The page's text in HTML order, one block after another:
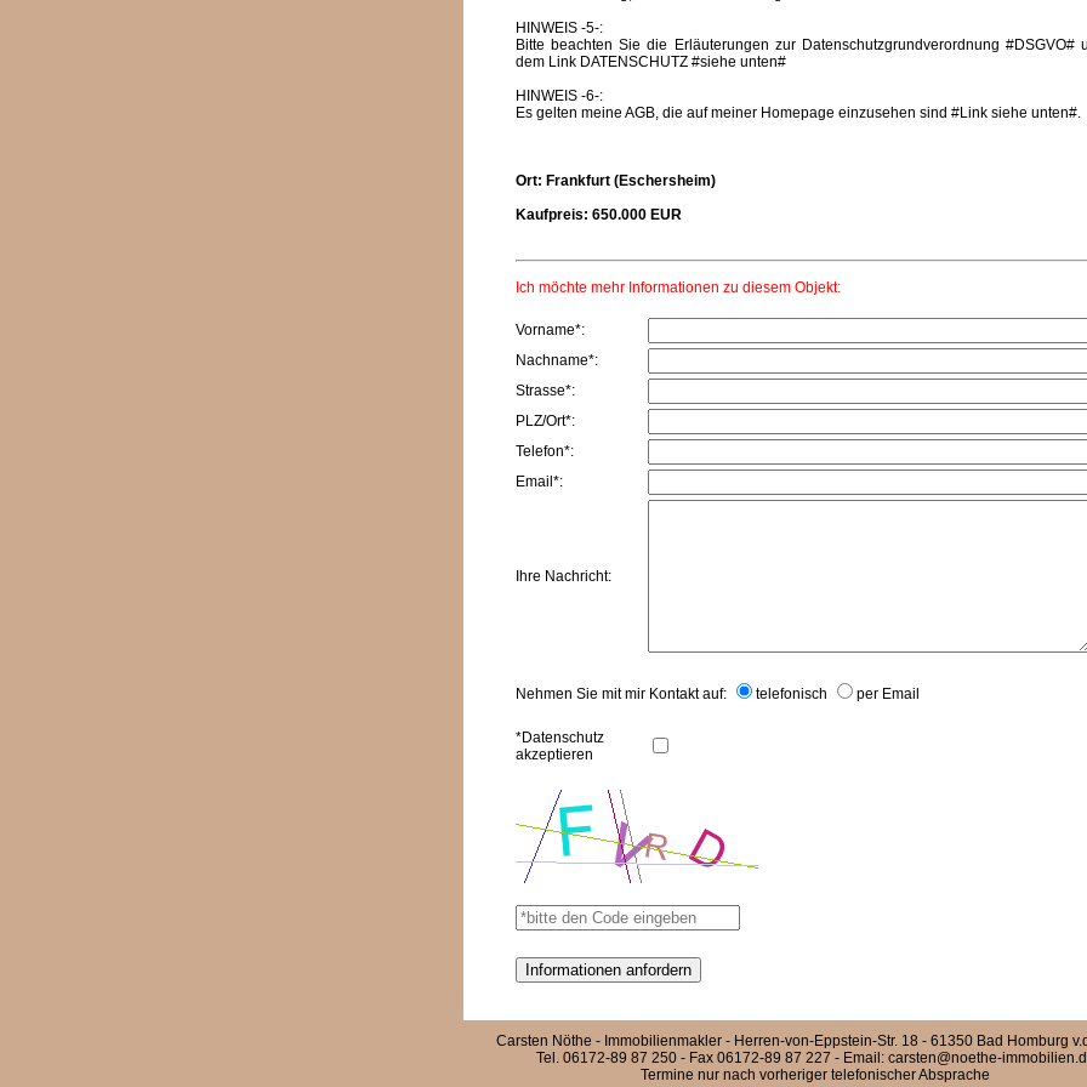
HINWEIS -5-:
Bitte beachten Sie die Erläuterungen zur Datenschutzgrundverordnung #DSGVO#
dem Link DATENSCHUTZ #siehe unten#
HINWEIS -6-:
Es gelten meine AGB, die auf meiner Homepage einzusehen sind #Link siehe unten#.
Ort: Frankfurt (Eschersheim)
Kaufpreis: 650.000 EUR
Ich möchte mehr Informationen zu diesem Objekt:
Vorname*:
Nachname*:
Strasse*:
PLZ/Ort*:
Telefon*:
Email*:
Ihre Nachricht:
Nehmen Sie mit mir Kontakt auf: telefonisch per Email
*Datenschutz
akzeptieren
Carsten Nöthe - Immobilienmakler - Herren-von-Eppstein-Str. 18 - 61350 Bad Homburg
Tel. 06172-89 87 250 - Fax 06172-89 87 227 - Email: carsten@noethe-
Termine nur nach vorheriger telefonischer Absprache